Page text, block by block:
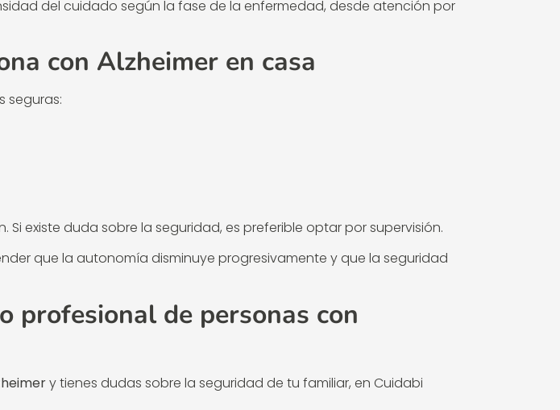
del cuidado según la fase de la enfermedad, desde atención por
con Alzheimer en casa
seguras:
existe duda sobre la seguridad, es preferible optar por supervisión.
que la autonomía disminuye progresivamente y que la seguridad
profesional de personas con
y tienes dudas sobre la seguridad de tu familiar, en Cuidabi